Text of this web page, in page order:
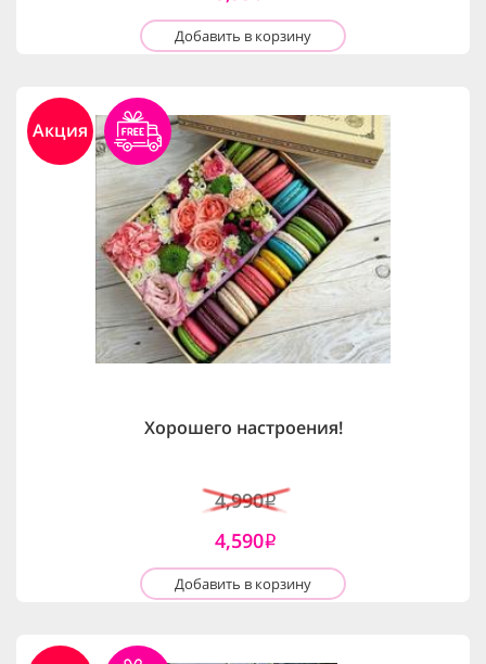
Добавить в корзину
Акция
Хорошего настроения!
4,990i
4,590i
Добавить в корзину